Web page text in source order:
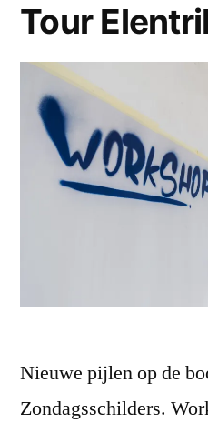
Tour
Nieuwe pijlen op de
Zondagsschilders.